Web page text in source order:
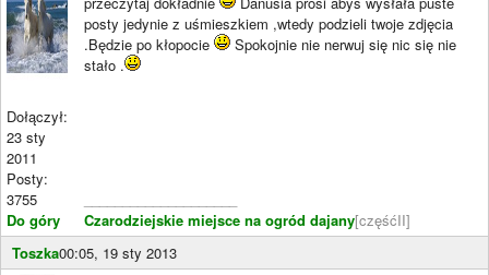
Dołączył:
23 sty
2011
Posty:
3755
Do góry
posty jedynie z uśmieszkiem ,wtedy podzieli twoje zdjęcia
.Będzie po kłopocie
Spokojnie nie nerwuj się nic się nie
stało .
Czarodziejskie miejsce na ogród dajany[częśćII]
Toszka00:05, 19 sty 2013